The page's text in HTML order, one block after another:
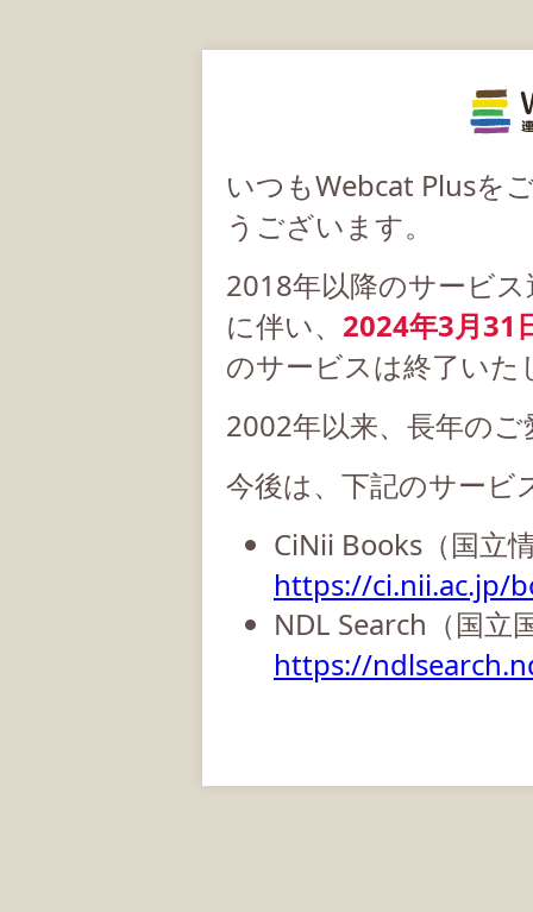
いつもWebcat Plusを
うございます。
2018年以降のサービ
に伴い、 2024年3月31
のサービスは終了いた
2002年以来、長年の
今後は、下記のサービ
CiNii Books（国立
https://ci.nii.ac.jp/
NDL Search（国立
https://